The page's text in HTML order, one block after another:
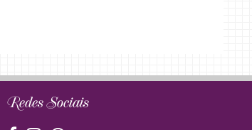
Redes Sociais